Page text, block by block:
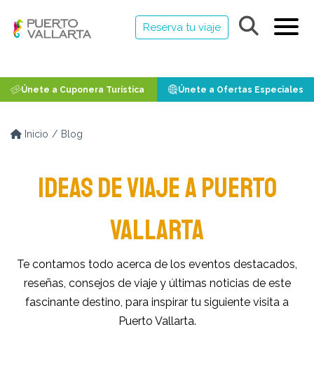
Reserva tu viaje
Únete a Cuponera Turística Únete a Ofertas Especiales
Inicio Blog
IDEAS DE VIAJE A PUERTO
VALLARTA
Te contamos todo acerca de los eventos destacados,
reseñas, consejos de viaje y últimas noticias de este
fascinante destino, para inspirar tu siguiente visita a
Puerto Vallarta.